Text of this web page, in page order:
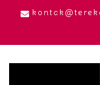
Skip
content